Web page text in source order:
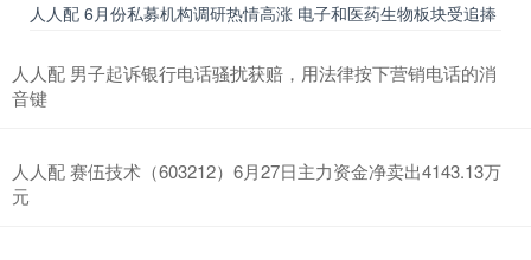
人人配 6月份私募机构调研热情高涨 电子和医药生物板块受追捧
人人配 男子起诉银行电话骚扰获赔，用法律按下营销电话的消
音键
人人配 赛伍技术（603212）6月27日主力资金净卖出4143.13万
元